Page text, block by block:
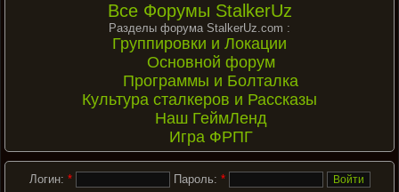
Все Форумы StalkerUz
Разделы форума StalkerUz.com :
Группировки и Локации
Основной форум
Программы и Болталка
Культура сталкеров и Рассказы
Наш ГеймЛенд
Игра ФРПГ
Логин: * Пароль: *